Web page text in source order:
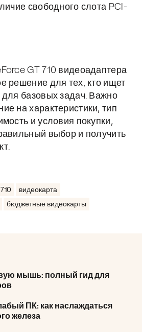
свободного слота PCI-
GT 710 видеоадаптера
решение для тех, кто ищет
для базовых задач. Важно
на характеристики, тип
и условия покупки,
выбор и получить
видеокарта
бюджетные видеокарты
мышь: полный гид для
ПК: как наслаждаться
железа